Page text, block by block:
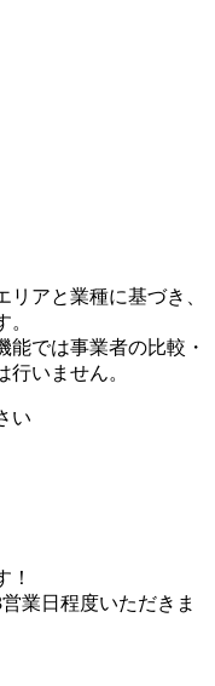
アと業種に基づき、
能では事業者の比較・
いません。
い
！
業日程度いただきま